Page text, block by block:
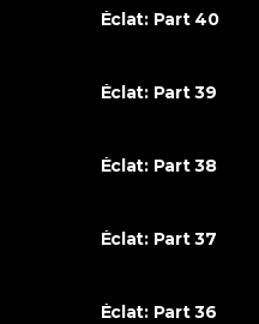
Éclat: Part 40
Éclat: Part 39
Éclat: Part 38
Éclat: Part 37
Éclat: Part 36